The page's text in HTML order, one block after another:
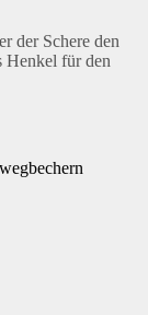
der Schere den
Henkel für den